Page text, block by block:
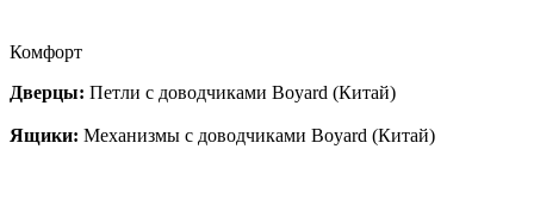
Комфорт
Дверцы: Петли с доводчиками Boyard (Китай)
Ящики: Механизмы с доводчиками Boyard (Китай)